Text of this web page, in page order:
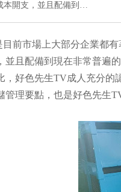
本開支，並且配備到…
市場上大部分企業都有
並且配備到現在非常普遍
，好色先生TV成人充分的
管理要點，也是好色先生